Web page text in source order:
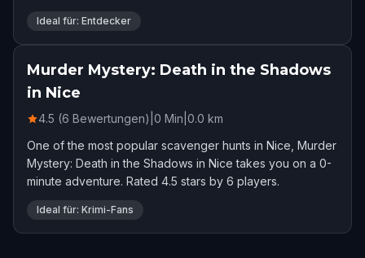
Ideal für: Entdecker
Murder Mystery: Death in the Shadows
in Nice
4.5 (6 Bewertungen) 0 Min 0.0 km
One of the most popular scavenger hunts in Nice, Murder
Mystery: Death in the Shadows in Nice takes you on a 0-
minute adventure. Rated 4.5 stars by 6 players.
Ideal für: Krimi-Fans